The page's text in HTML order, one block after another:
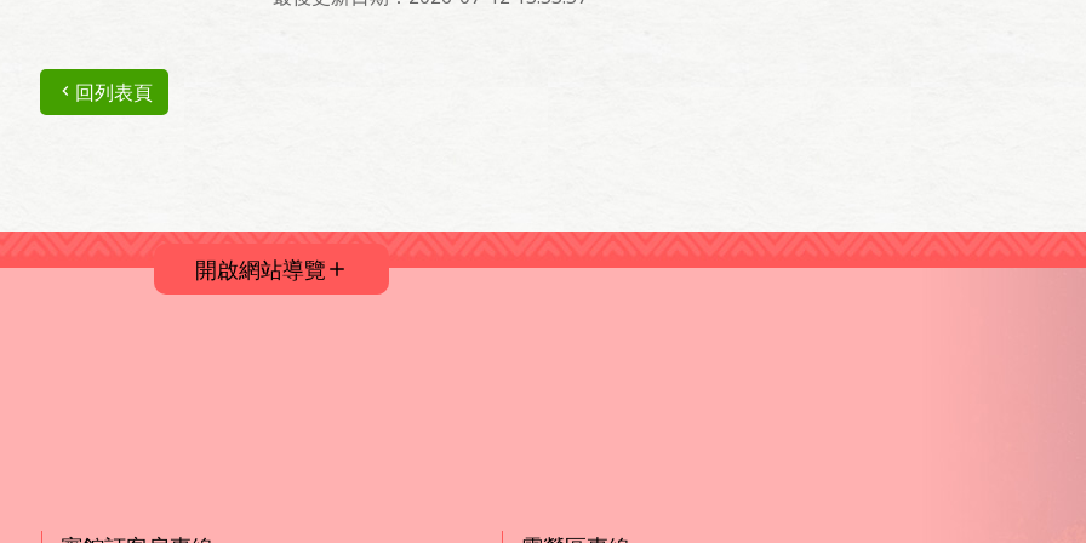
回列表頁
開啟網站導覽